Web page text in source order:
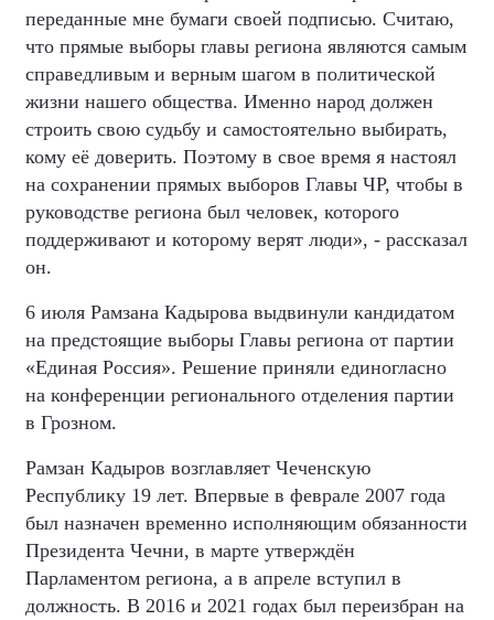
переданные мне бумаги своей подписью. Считаю,
что прямые выборы главы региона являются самым
справедливым и верным шагом в политической
жизни нашего общества. Именно народ должен
строить свою судьбу и самостоятельно выбирать,
кому её доверить. Поэтому в свое время я настоял
на сохранении прямых выборов Главы ЧР, чтобы в
руководстве региона был человек, которого
поддерживают и которому верят люди», - рассказал
он.
6 июля Рамзана Кадырова выдвинули кандидатом
на предстоящие выборы Главы региона от партии
«Единая Россия». Решение приняли единогласно
на конференции регионального отделения партии
в Грозном.
Рамзан Кадыров возглавляет Чеченскую
Республику 19 лет. Впервые в феврале 2007 года
был назначен временно исполняющим обязанности
Президента Чечни, в марте утверждён
Парламентом региона, а в апреле вступил в
должность. В 2016 и 2021 годах был переизбран на